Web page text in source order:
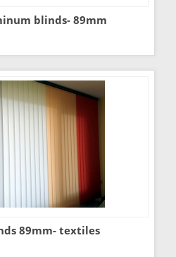
blinds- 89mm
89mm- textiles